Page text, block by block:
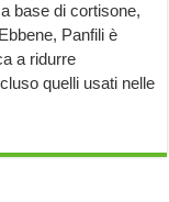
base di cortisone,
Panfili è
a ridurre
quelli usati nelle